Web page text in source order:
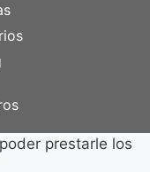
prestarle los